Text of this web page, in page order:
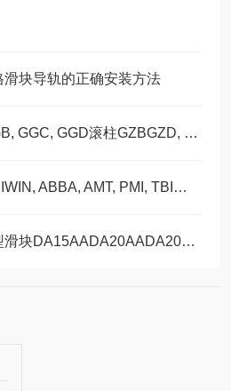
块导轨的正确安装方法
工艺滑块导轨钢球 GGB, GGC, GGD滚柱GZBGZD, GZV，GGBC/GZBC
机床自动化轴承配件HIWIN, ABBA, AMT, PMI, TBI滑块导轨丝杠
汉江直线导轨螺纹孔型滑块DA15AADA20AADA20AAL